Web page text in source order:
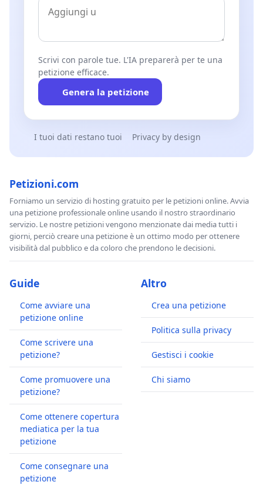
Scrivi con parole tue. L'IA preparerà per te una
petizione efficace.
Genera la petizione
I tuoi dati restano tuoi Privacy by design
Petizioni.com
Forniamo un servizio di hosting gratuito per le petizioni online. Avvia
una petizione professionale online usando il nostro straordinario
servizio. Le nostre petizioni vengono menzionate dai media tutti i
giorni, perciò creare una petizione è un ottimo modo per ottenere
visibilità dal pubblico e da coloro che prendono le decisioni.
Guide
Come avviare una
petizione online
Come scrivere una
petizione?
Come promuovere una
petizione?
Come ottenere copertura
mediatica per la tua
petizione
Come consegnare una
petizione
Altro
Crea una petizione
Politica sulla privacy
Gestisci i cookie
Chi siamo